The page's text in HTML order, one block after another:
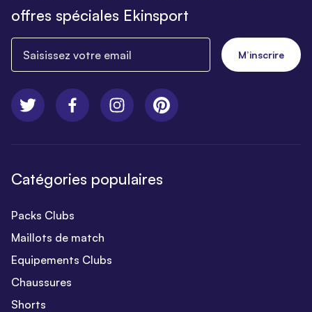
offres spéciales Ekinsport
M’inscrire
Catégories populaires
Packs Clubs
Maillots de match
Equipements Clubs
Chaussures
Shorts